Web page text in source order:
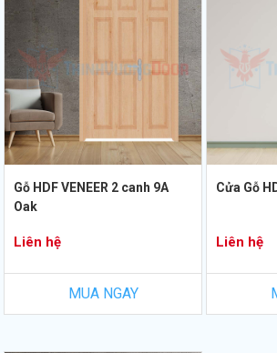
Gỗ HDF VENEER 2 canh 9A
Oak
Liên hệ
MUA NGAY
Cửa Gỗ
Liên hệ